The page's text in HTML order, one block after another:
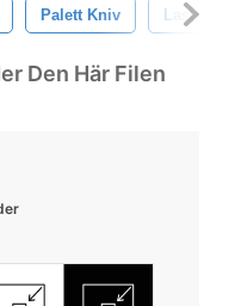
Palett Kniv Lastpall
Den Här Filen